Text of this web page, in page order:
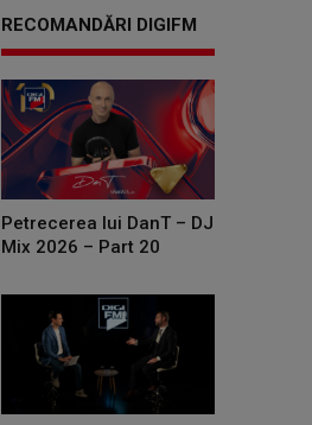
RECOMANDĂRI DIGIFM
Petrecerea lui DanT – DJ
Mix 2026 – Part 20